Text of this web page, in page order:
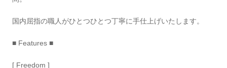
国内屈指の職人がひとつひとつ丁寧に手仕上げいたします。
■ Features ■
[ Freedom ]